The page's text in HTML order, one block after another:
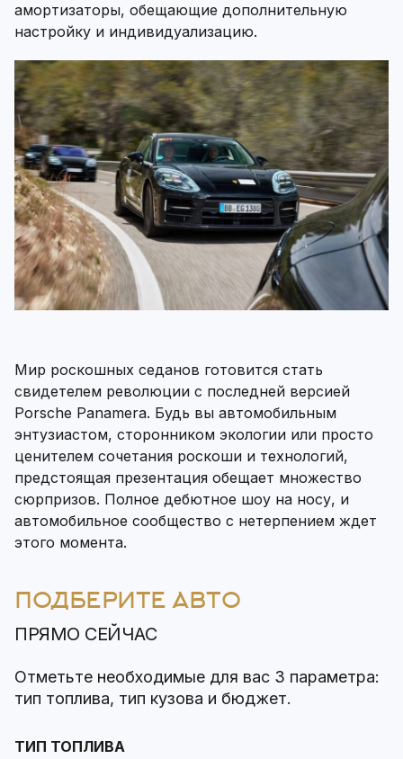
амортизаторы, обещающие дополнительную
настройку и индивидуализацию.
Мир роскошных седанов готовится стать
свидетелем революции с последней версией
Porsche Panamera. Будь вы автомобильным
энтузиастом, сторонником экологии или просто
ценителем сочетания роскоши и технологий,
предстоящая презентация обещает множество
сюрпризов. Полное дебютное шоу на носу, и
автомобильное сообщество с нетерпением ждет
этого момента.
ПОДБЕРИТЕ АВТО
ПРЯМО СЕЙЧАС
Отметьте необходимые для вас 3 параметра:
тип топлива, тип кузова и бюджет.
ТИП ТОПЛИВА